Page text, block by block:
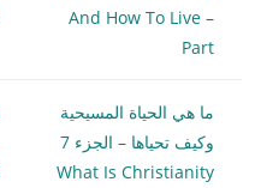
And How To Live –
Part
ما هي الحياة المسيحية
وكيف تحياها – الجزء 7
What Is Christianity